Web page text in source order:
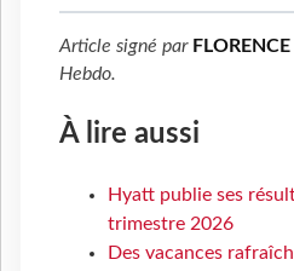
Article signé par
Hebdo.
À lire aussi
Hyatt publie ses
trimestre 2026
Des vacances